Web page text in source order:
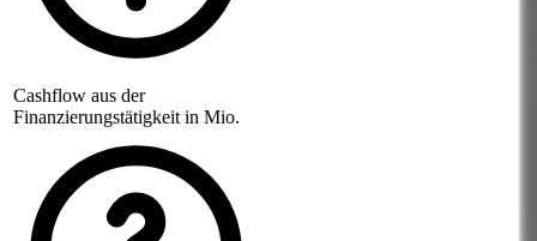
Cashflow aus der
Finanzierungstätigkeit in Mio.